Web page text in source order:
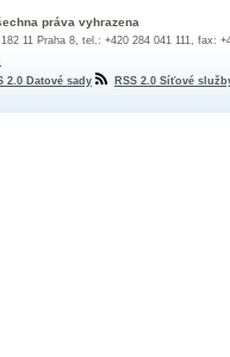
práva vyhrazena
11 Praha 8, tel.: +420 284 041 111, fax:
2.0 Datové sady RSS 2.0 Síťové